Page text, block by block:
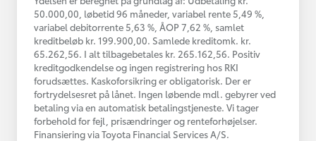
50.000,00, løbetid 96 måneder, variabel rente 5,49 %,
variabel debitorrente 5,63 %, ÅOP 7,62 %, samlet
kreditbeløb kr. 199.900,00. Samlede kreditomk. kr.
65.262,56. I alt tilbagebetales kr. 265.162,56. Positiv
kreditgodkendelse og ingen registrering hos RKI
forudsættes. Kaskoforsikring er obligatorisk. Der er
fortrydelsesret på lånet. Ingen løbende mdl. gebyrer ved
betaling via en automatisk betalingstjeneste. Vi tager
forbehold for fejl, prisændringer og renteforhøjelser.
Finansiering via Toyota Financial Services A/S.